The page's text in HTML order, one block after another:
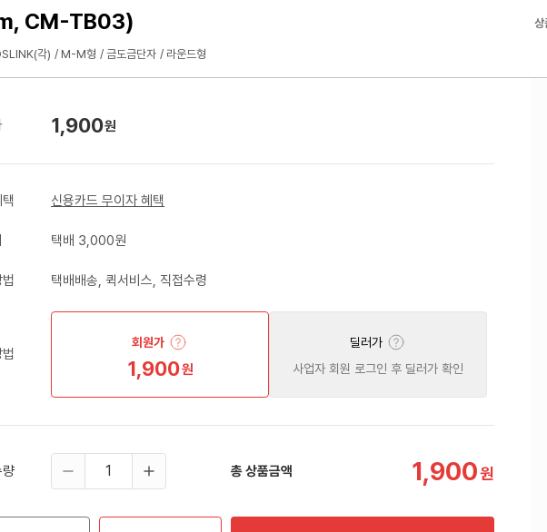
CM-TB03) 상
각) M-M형 금도금단자 라운드형
1,900원
신용카드 무이자 혜택
택배 3,000원
택배배송, 퀵서비스, 직접수령
회원가
1,900원
딜러가
사업자 회원 로그인 후 딜러가 확인
량 총 상품금액 1,900원